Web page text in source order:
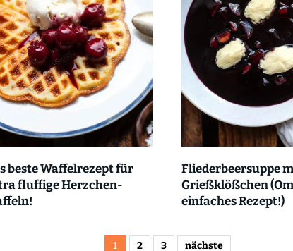
beste Waffelrezept für
fluffige Herzchen-
Fliederbeersuppe
Grießklößchen
einfaches Rezept!)
1 2 3 nächste